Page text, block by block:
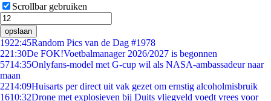
Scrollbar gebruiken
opslaan
1922:45Random Pics van de Dag #1978
221:30De FOK!Voetbalmanager 2026/2027 is begonnen
5714:35Onlyfans-model met G-cup wil als NASA-ambassadeur naar
maan
2214:09Huisarts per direct uit vak gezet om ernstig alcoholmisbruik
1610:32Drone met explosieven bij Duits vliegveld voedt vrees voor